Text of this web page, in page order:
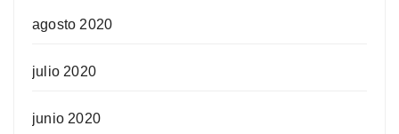
agosto 2020
julio 2020
junio 2020